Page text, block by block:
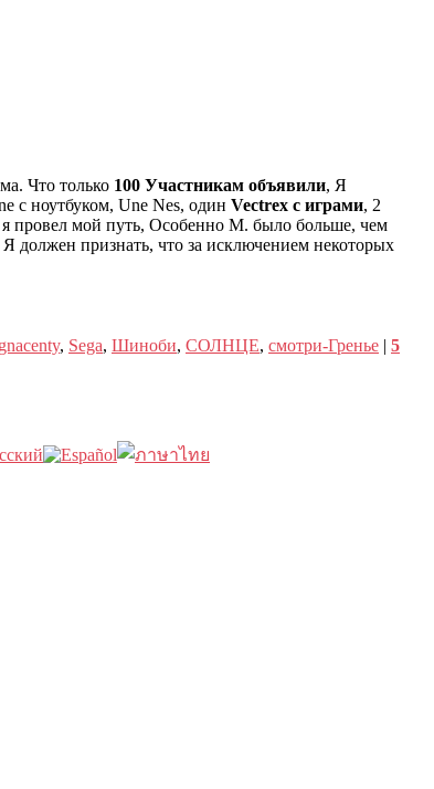
Что только 100 Участникам объявили, Я
с ноутбуком, Une Nes, один Vectrex с играми, 2
я провел мой путь, Особенно M. было больше, чем
должен признать, что за исключением некоторых
, Sega, Шиноби, СОЛНЦЕ, смотри-Гренье | 5